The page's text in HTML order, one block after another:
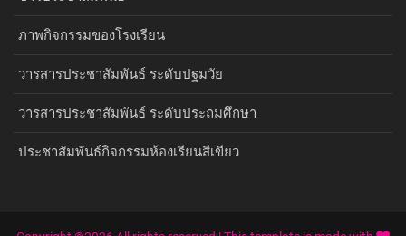
ภาพกิจกรรมของโรงเรียน
วารสารประชาสัมพันธ์ ระดับปฐมวัย
วารสารประชาสัมพันธ์ ระดับประถมศึกษา
ประชาสัมพันธ์กิจกรรมห้องเรียนสีเขียว